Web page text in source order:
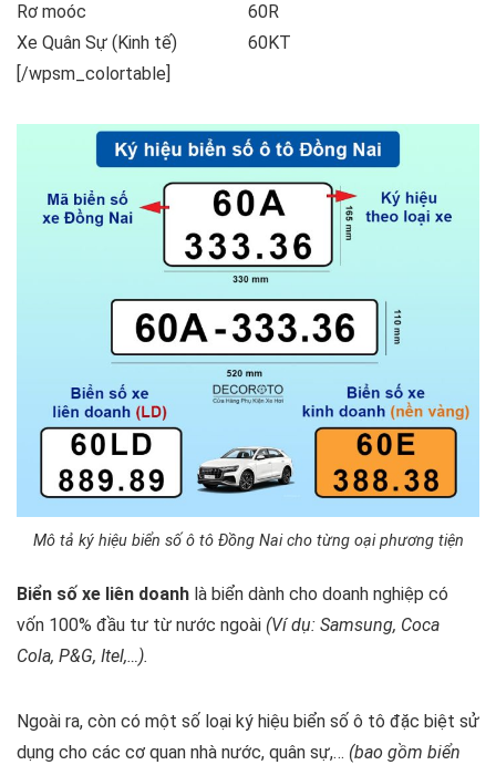
Rơ moóc
60R
Xe Quân Sự (Kinh tế)
60KT
[/wpsm_colortable]
Mô tả ký hiệu biển số ô tô Đồng Nai cho từng oại phương tiện
Biển số xe liên doanh là biển dành cho doanh nghiệp có
vốn 100% đầu tư từ nước ngoài (Ví dụ: Samsung, Coca
Cola, P&G, Itel,…).
Ngoài ra, còn có một số loại ký hiệu biển số ô tô đặc biệt sử
dụng cho các cơ quan nhà nước, quân sự,… (bao gồm biển